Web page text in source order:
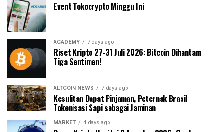
Event Tokocrypto Minggu Ini
ACADEMY 7 days ago
Riset Kripto 27-31 Juli 2026: Bitcoin Dihantam
Tiga Sentimen!
ALTCOIN NEWS 7 days ago
Kesulitan Dapat Pinjaman, Peternak Brasil
Tokenisasi Sapi sebagai Jaminan
MARKET 4 days ago